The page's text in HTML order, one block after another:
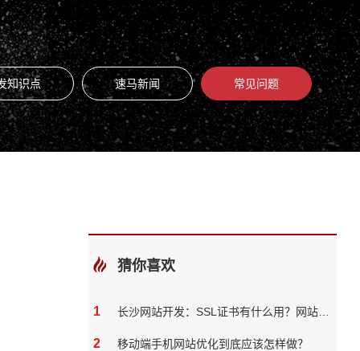
知识点 速马新闻 常见问题
猜你喜欢
1
2 移动端手机网站优化到底应该怎样做？